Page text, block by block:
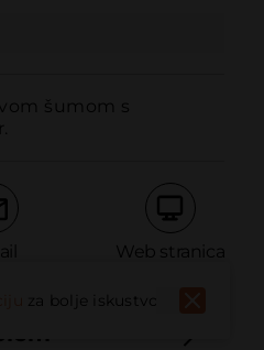
šumom s
Web stranica
za bolje iskustvo